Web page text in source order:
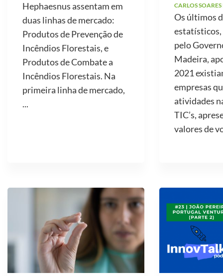
Hephaesnus assentam em
duas linhas de mercado:
Produtos de Prevenção de
Incêndios Florestais, e
Produtos de Combate a
Incêndios Florestais. Na
primeira linha de mercado,
...
CARLOS SOARES
Os últimos
pelo
Madeira,
2021
empresas
atividades
TIC’s,
valores de